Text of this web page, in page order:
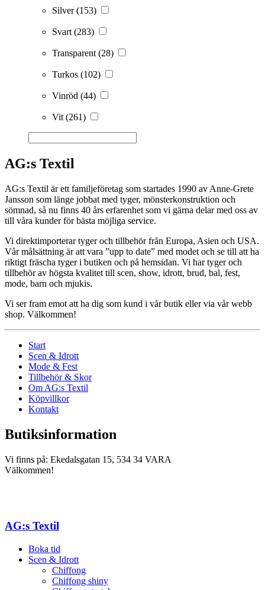
Silver(153)
Svart(283)
Transparent(28)
Turkos (102)
Vinröd (44)
Vit(261)
AG:s Textil
AG:s Textil är ett familjeföretag som startades 1990 av Anne-Grete
Jansson som länge jobbat med tyger, mönsterkonstruktion och
sömnad, så nu finns 40 års erfarenhet som vi gärna delar med oss av
till våra kunder för bästa möjliga service.
Vi direktimporterar tyger och tillbehör från Europa, Asien och USA.
Vår målsättning är att vara ”upp to date” med modet och se till att ha
riktigt fräscha tyger i butiken och på hemsidan. Vi har tyger och
tillbehör av högsta kvalitet till scen, show, idrott, brud, bal, fest,
mode, barn och mjukis.
Vi ser fram emot att ha dig som kund i vår butik eller via vår webb
shop. Välkommen!
Start
Scen & Idrott
Mode & Fest
Tillbehör & Skor
Om AG:s Textil
Köpvillkor
Kontakt
Butiksinformation
Vi finns på: Ekedalsgatan 15, 534 34 VARA
Välkommen!
AG:s Textil
Boka tid
Scen & Idrott
Chiffong
Chiffong shiny